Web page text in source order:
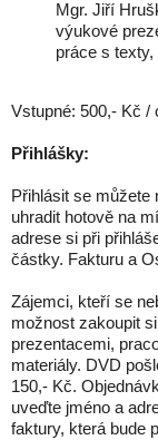
Mgr. Jiří
výukové
práce s
Vstupné: 500,- Kč /
Přihlášky:
Přihlásit se můžete
uhradit hotově na
adrese si při
částky. Fakturu a
Zájemci, kteří se
možnost zakoupit
prezentacemi,
materiály. DVD
150,- Kč.
uveďte jméno a
faktury, která bude